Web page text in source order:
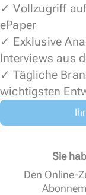
✓ Vollzugriff
ePaper
✓ Exklusive
Interviews aus
✓ Tägliche
wichtigsten
Sie
Den Online-